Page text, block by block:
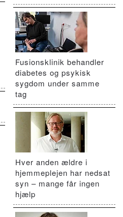
Fusionsklinik behandler
diabetes og psykisk
sygdom under samme
tag
Hver anden ældre i
hjemmeplejen har nedsat
syn – mange får ingen
hjælp